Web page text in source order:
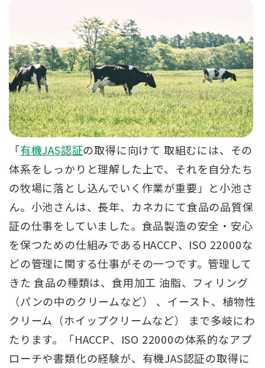
「有機JAS認証の取得に向けて 取組むには、その
体系をしっかりと理解した上で、それを自分たち
の牧場に落とし込んでいく作業が重要」と小池さ
ん。小池さんは、長年、カネカにて食品の品質保
証の仕事をしていました。食品製造の安全・安心
を保つための仕組みであるHACCP、ISO 22000な
どの管理に関する仕事がその一つです。管理して
きた 食品の種類は、食用加工 油脂、フィリング
（パンの中のクリームなど） 、イースト、植物性
クリーム（ホイップクリームなど） まで多岐にわ
たります。「HACCP、ISO 22000の体系的なアプ
ローチや書類化の経験が、有機JAS認証の取得に